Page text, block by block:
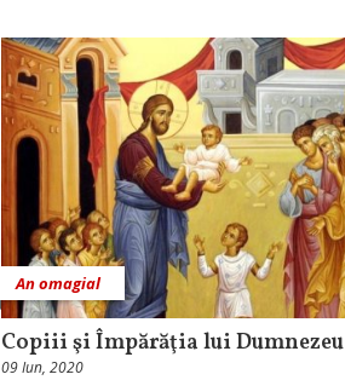
An omagial
Copiii şi Împărăţia lui Dumnezeu
09 Iun, 2020